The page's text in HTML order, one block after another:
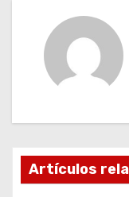
c
iArtículos